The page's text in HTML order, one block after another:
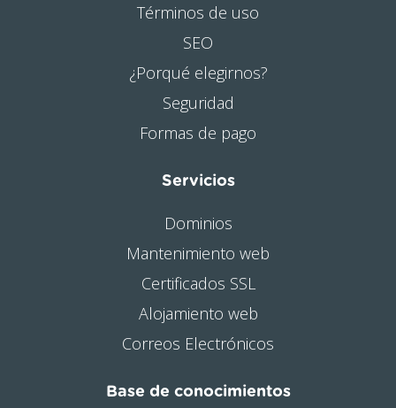
Términos de uso
SEO
¿Porqué elegirnos?
Seguridad
Formas de pago
Servicios
Dominios
Mantenimiento web
Certificados SSL
Alojamiento web
Correos Electrónicos
Base de conocimientos